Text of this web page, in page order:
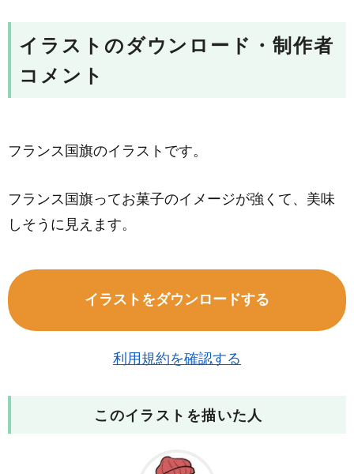
イラストのダウンロード・制作者
コメント
フランス国旗のイラストです。
フランス国旗ってお菓子のイメージが強くて、美味
しそうに見えます。
イラストをダウンロードする
利用規約を確認する
このイラストを描いた人